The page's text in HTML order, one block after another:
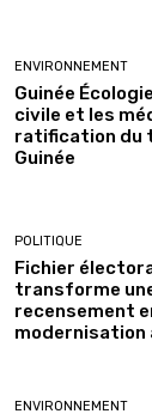
ENVIRONNEMENT
Guinée
civile et les
ratification du
Guinée
POLITIQUE
Fichier
transforme
recensement
ENVIRONNEMENT